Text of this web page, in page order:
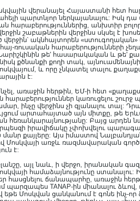
վերանայել Հայաստանի հետ
պարտնյոր ներկայանալու: Իսկ դա
անխտիր
շաբաթներին վերջինս սկսել է
ակնհայտորեն «ստուգողական»
ռուսական հարաբերությունների
թե' հասարակական և թե'
քծնանքի քողի տակ,
և որը չնկատել տալու
է:
առաջին հերթին, ԵՄ-ի հետ
կառուցելու
ինչը վերջինս չի զլանալու տալ:
արտահայտած այն միտքը, թե
հեռանկարայնությանը: Բայց արդեն
որպեսզի իրավիճակը չփոխվելու
քայլերը: Այս իմաստով
Մոսկվայի առջև ռազմավարական
է:
այլ նաև, ի վերջո, իրանական
համաձայնությունը ստանալու:
հասցնելու ճանապարհը, առաջին
պարզապես TANAP-ին միանալու
Մոսկվան ցանկանում է գոնե ինչ-որ